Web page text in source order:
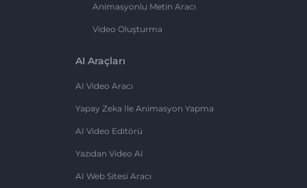
Animasyonlu Metin Aracı
Video Oluşturma
AI Araçları
AI Video Aracı
Yapay Zeka Ile Animasyon Yapma
AI Video Editörü
Yazıdan Video AI
AI Web Sitesi Aracı